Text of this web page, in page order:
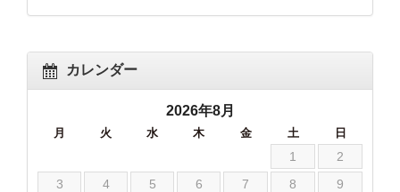
カレンダー
2026年8月
月 火 水 木 金 土 日
1
2
3
4 5 6 7 8
9